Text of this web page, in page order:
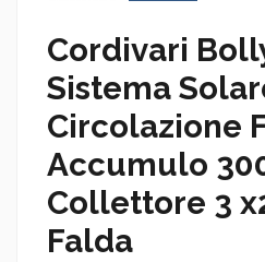
Cordivari
Sistema
Circolazione
Accumulo
Collettore 3
Falda